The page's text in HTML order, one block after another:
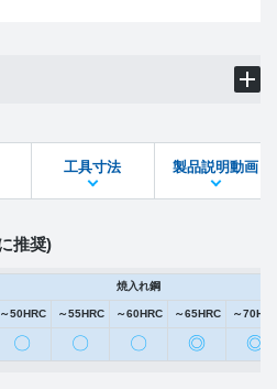
DXFファイル
工具寸法 製品説明動画
推奨)
焼入れ鋼
～50HRC ～55HRC ～60HRC ～65HRC ～
〇 〇 〇 ◎ ◎